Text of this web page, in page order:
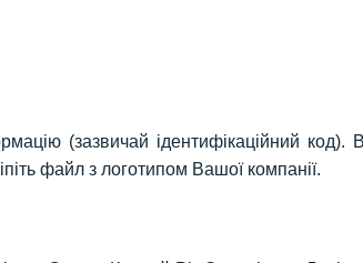
(зазвичай ідентифікаційний код).
файл з логотипом Вашої компанії.